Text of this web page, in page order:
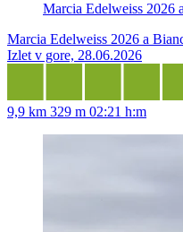
Marcia Edelweiss 2026
Marcia Edelweiss 2026 a
Izlet v gore, 28.06.2026
9,9 km 329 m 02:21 h:m